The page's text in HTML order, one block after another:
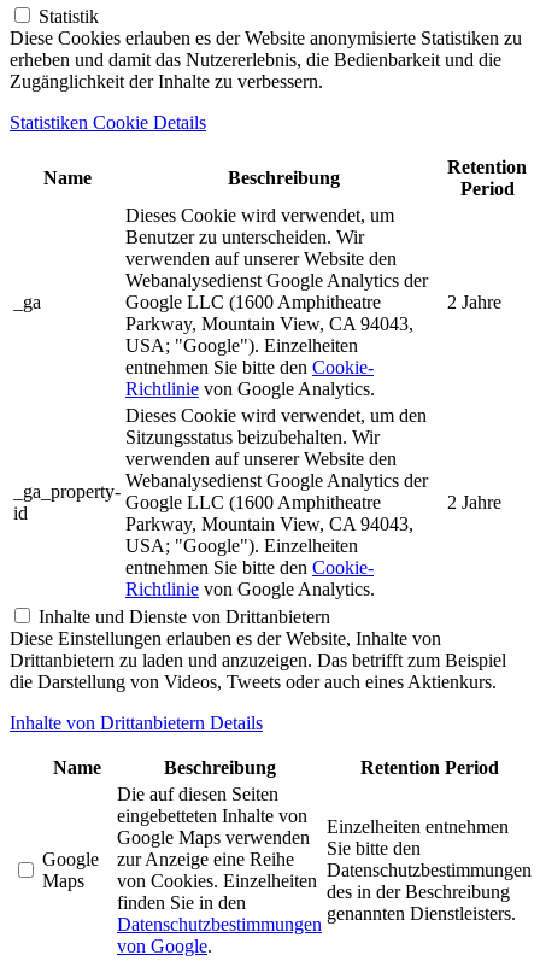
Statistik
Diese Cookies erlauben es der Website anonymisierte Statistiken zu
erheben und damit das Nutzererlebnis, die Bedienbarkeit und die
Zugänglichkeit der Inhalte zu verbessern.
Statistiken Cookie Details
Name Beschreibung
Retention
Period
_ga
Dieses Cookie wird verwendet, um
Benutzer zu unterscheiden. Wir
verwenden auf unserer Website den
Webanalysedienst Google Analytics der
Google LLC (1600 Amphitheatre
Parkway, Mountain View, CA 94043,
USA; "Google"). Einzelheiten
entnehmen Sie bitte den Cookie-
Richtlinie von Google Analytics.
2 Jahre
_ga_property-
id
Dieses Cookie wird verwendet, um den
Sitzungsstatus beizubehalten. Wir
verwenden auf unserer Website den
Webanalysedienst Google Analytics der
Google LLC (1600 Amphitheatre
Parkway, Mountain View, CA 94043,
USA; "Google"). Einzelheiten
entnehmen Sie bitte den Cookie-
Richtlinie von Google Analytics.
2 Jahre
Inhalte und Dienste von Drittanbietern
Diese Einstellungen erlauben es der Website, Inhalte von
Drittanbietern zu laden und anzuzeigen. Das betrifft zum Beispiel
die Darstellung von Videos, Tweets oder auch eines Aktienkurs.
Inhalte von Drittanbietern Details
Name Beschreibung Retention Period
Google
Maps
Die auf diesen Seiten
eingebetteten Inhalte von
Google Maps verwenden
zur Anzeige eine Reihe
von Cookies. Einzelheiten
finden Sie in den
Datenschutzbestimmungen
von Google.
Einzelheiten entnehmen
Sie bitte den
Datenschutzbestimmungen
des in der Beschreibung
genannten Dienstleisters.